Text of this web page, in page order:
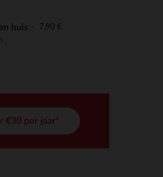
en zorgt ervoor dat aan
huis 7,90 €
€30 per jaar*